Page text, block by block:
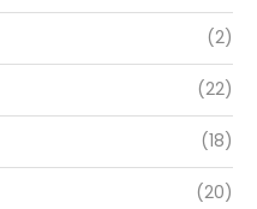
(2)
(22)
(18)
(20)